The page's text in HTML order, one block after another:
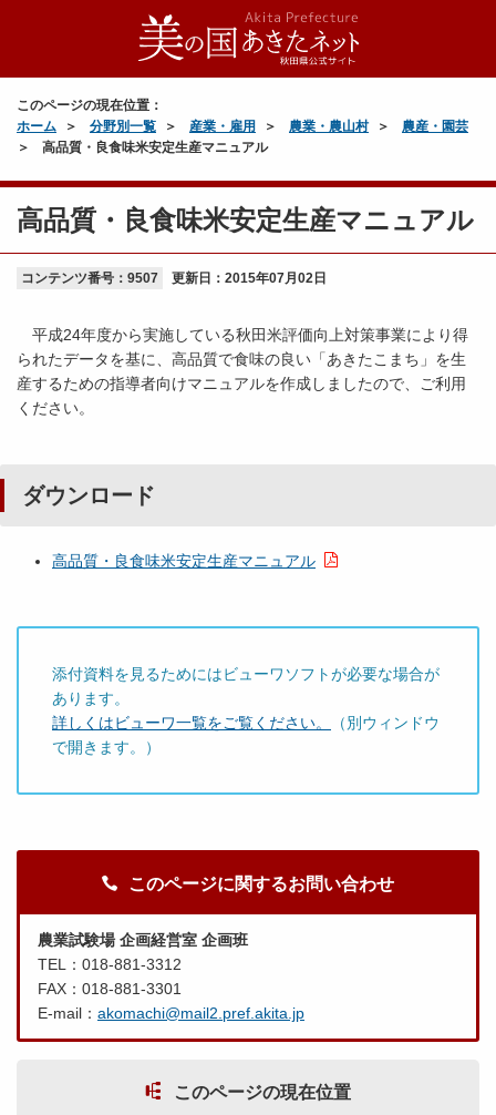
このページの現在位置：
ホーム
分野別一覧 産業・雇用 農業・農山村
農産・園芸
高品質・良食味米安定生産マニュアル
高品質・良食味米安定生産マニュアル
コンテンツ番号：9507 更新日： 2015年07月02日
平成24年度から実施している秋田米評価向上対策事業により得
られたデータを基に、高品質で食味の良い「あきたこまち」を生
産するための指導者向けマニュアルを作成しましたので、ご利用
ください。
ダウンロード
高品質・良食味米安定生産マニュアル
添付資料を見るためにはビューワソフトが必要な場合が
あります。
詳しくはビューワ一覧をご覧ください。
（別ウィンドウ
で開きます。）
このページに関するお問い合わせ
農業試験場 企画経営室 企画班
TEL：018-881-3312
FAX：018-881-3301
E-mail： akomachi@mail2.pref.akita.jp
このページの現在位置